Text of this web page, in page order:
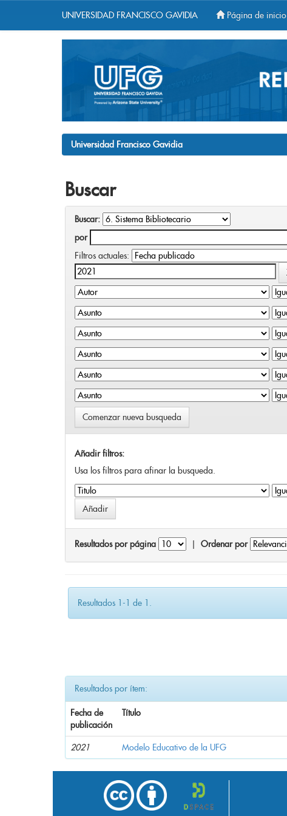
UNIVERSIDAD FRANCISCO GAVIDIA Página de inicio
Universidad Francisco Gavidia
Buscar
Buscar:
por
Filtros actuales:
Comenzar nueva busqueda
Añadir filtros:
Usa los filtros para afinar la busqueda.
Resultados por página Ordenar por
Resultados 1-1 de 1.
Resultados por ítem:
Fecha de
publicación
Título
2021 Modelo Educativo de la UFG